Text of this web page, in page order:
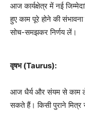
आज कार्यक्षेत्र में नई
हुए काम पूरे होने की
सोच-समझकर निर्णय लें।
वृषभ (Taurus):
आज धैर्य और संयम से काम
सकते हैं। किसी पुराने